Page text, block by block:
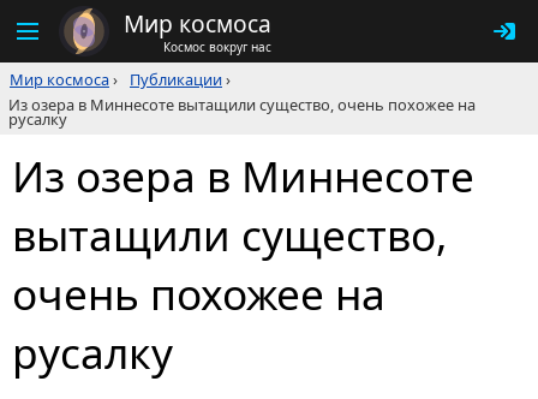
Мир космоса
Космос вокруг нас
Мир космоса› Публикации›
Из озера в Миннесоте вытащили существо, очень похожее на
русалку
Из озера в Миннесоте
вытащили существо,
очень похожее на
русалку